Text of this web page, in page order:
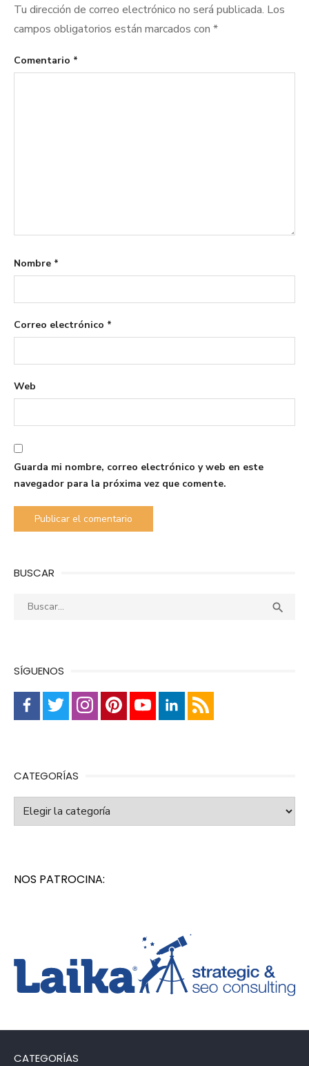
Tu dirección de correo electrónico no será publicada. Los
campos obligatorios están marcados con *
Comentario *
Nombre *
Correo electrónico *
Web
Guarda mi nombre, correo electrónico y web en este
navegador para la próxima vez que comente.
BUSCAR
Buscar: 
SÍGUENOS
CATEGORÍAS
Categorías
NOS PATROCINA:
CATEGORÍAS